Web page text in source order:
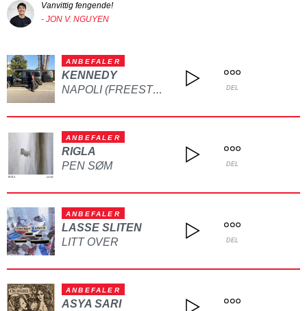
Vanvittig fengende!
- JON V. NGUYEN
ANBEFALER
KENNEDY
NAPOLI (FREESTYLE) DEL
ANBEFALER
RIGLA
PEN SØM
DEL
ANBEFALER
LASSE SLITEN
LITT OVER
DEL
ANBEFALER
ASYA SARI